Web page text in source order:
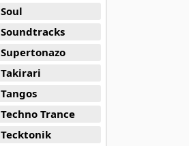
Soul
Soundtracks
Supertonazo
Takirari
Tangos
Techno Trance
Tecktonik